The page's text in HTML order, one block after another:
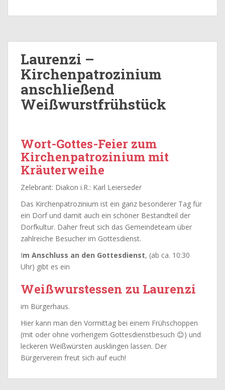
Laurenzi –
Kirchenpatrozinium
anschließend
Weißwurstfrühstück
Wort-Gottes-Feier zum
Kirchenpatrozinium mit
Kräuterweihe
Zelebrant: Diakon i.R.: Karl Leierseder
Das Kirchenpatrozinium ist ein ganz besonderer Tag für
ein Dorf und damit auch ein schöner Bestandteil der
Dorfkultur. Daher freut sich das Gemeindeteam über
zahlreiche Besucher im Gottesdienst.
Im Anschluss an den Gottesdienst, (ab ca. 10:30
Uhr) gibt es ein
Weißwurstessen zu Laurenzi
im Bürgerhaus.
Hier kann man den Vormittag bei einem Frühschoppen
(mit oder ohne vorherigem Gottesdienstbesuch 😊) und
leckeren Weißwürsten ausklingen lassen. Der
Bürgerverein freut sich auf euch!